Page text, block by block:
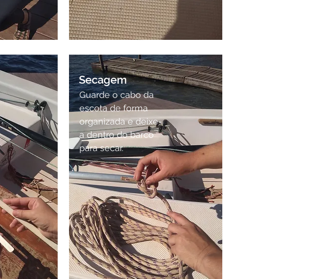
Secagem
Guarde o cabo da
escota de forma
organizada e deixe-
a dentro do barco
para secar.